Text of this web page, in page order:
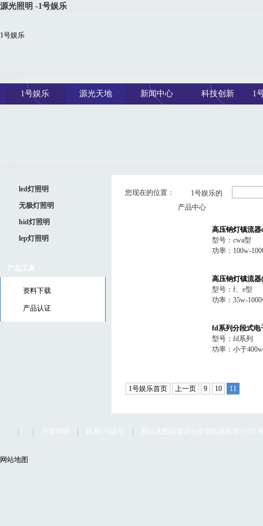
源光照明 -1号娱乐
1号娱乐
1号娱乐 源光天地 新闻中心 科技创新 1
led灯照明
无极灯照明
hid灯照明
lep灯照明
产品工具
资料下载
产品认证
您现在的位置：
1号娱乐的
产品中心
高压钠灯镇流器
型号：cwa型
功率：100w-
高压钠灯镇流器
型号：f、e型
功率：35w-
fd系列分段式电
型号：fd系列
功率：小于400w
1号娱乐首页 上一页 9 10 11
网站地图